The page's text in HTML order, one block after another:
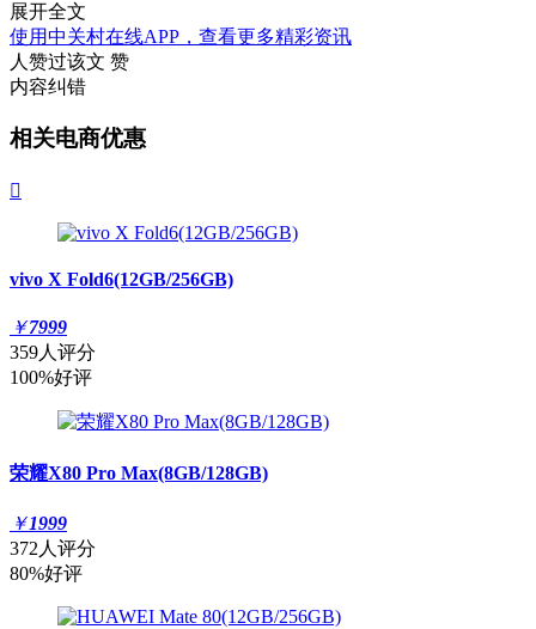
展开全文
使用中关村在线APP，查看更多精彩资讯
人赞过该文 赞
内容纠错
相关电商优惠

vivo X Fold6(12GB/256GB)
￥7999
359人评分
100%好评
荣耀X80 Pro Max(8GB/128GB)
￥1999
372人评分
80%好评